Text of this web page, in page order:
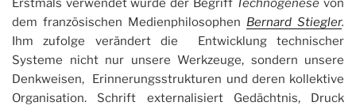
Erstmals verwendet wurde der Begriff Technogenese von
dem französischen Medienphilosophen Bernard Stiegler.
Ihm zufolge verändert die Entwicklung technischer
Systeme nicht nur unsere Werkzeuge, sondern unsere
Denkweisen, Erinnerungsstrukturen und deren kollektive
Organisation. Schrift externalisiert Gedächtnis, Druck